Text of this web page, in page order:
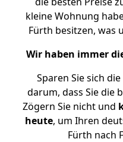
kleine Wohnung
Fürth besitzen, was
Wir haben immer
Sparen Sie sich
darum, dass Sie die
Zögern Sie nicht und
heute, um Ihren
Fürth nach